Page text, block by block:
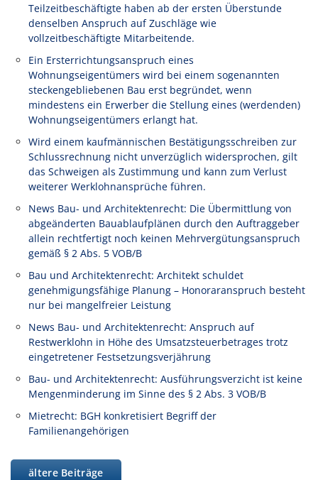
Teilzeitbeschäftigte haben ab der ersten Überstunde
denselben Anspruch auf Zuschläge wie
vollzeitbeschäftigte Mitarbeitende.
Ein Ersterrichtungsanspruch eines
Wohnungseigentümers wird bei einem sogenannten
steckengebliebenen Bau erst begründet, wenn
mindestens ein Erwerber die Stellung eines (werdenden)
Wohnungseigentümers erlangt hat.
Wird einem kaufmännischen Bestätigungsschreiben zur
Schlussrechnung nicht unverzüglich widersprochen, gilt
das Schweigen als Zustimmung und kann zum Verlust
weiterer Werklohnansprüche führen.
News Bau- und Architektenrecht: Die Übermittlung von
abgeänderten Bauablaufplänen durch den Auftraggeber
allein rechtfertigt noch keinen Mehrvergütungsanspruch
gemäß § 2 Abs. 5 VOB/B
Bau und Architektenrecht: Architekt schuldet
genehmigungsfähige Planung – Honoraranspruch besteht
nur bei mangelfreier Leistung
News Bau- und Architektenrecht: Anspruch auf
Restwerklohn in Höhe des Umsatzsteuerbetrages trotz
eingetretener Festsetzungsverjährung
Bau- und Architektenrecht: Ausführungsverzicht ist keine
Mengenminderung im Sinne des § 2 Abs. 3 VOB/B
Mietrecht: BGH konkretisiert Begriff der
Familienangehörigen
ältere Beiträge